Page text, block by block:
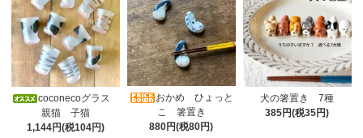
coconecoグラス
親猫 子猫
1,144円(税104円)
おかめ ひょっと
こ 箸置き
880円(税80円)
犬の箸置き 7種
385円(税35円)